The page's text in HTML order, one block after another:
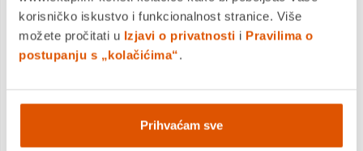
korisničko iskustvo i funkcionalnost stranice. Više
možete pročitati u Izjavi o privatnosti i Pravilima o
postupanju s „kolačićima“.
Prihvaćam sve